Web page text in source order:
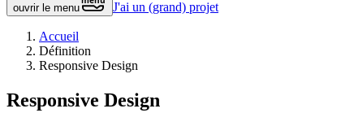
ouvrir le menu J'ai un (grand) projet
Accueil
Définition
Responsive Design
Responsive Design